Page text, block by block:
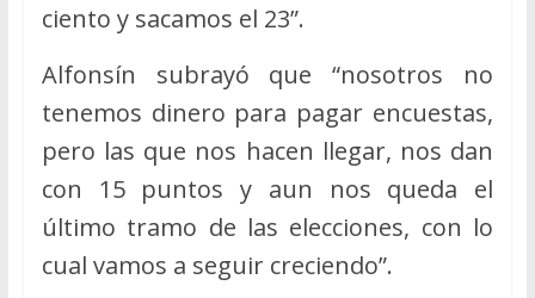
ciento y sacamos el 23”.
Alfonsín subrayó que “nosotros no
tenemos dinero para pagar encuestas,
pero las que nos hacen llegar, nos dan
con 15 puntos y aun nos queda el
último tramo de las elecciones, con lo
cual vamos a seguir creciendo”.